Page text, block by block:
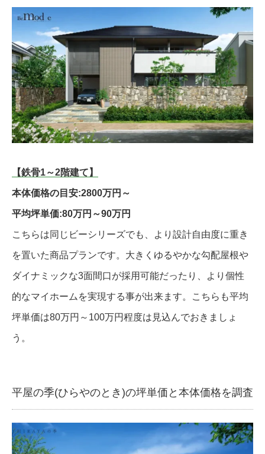
【鉄骨1～2階建て】
本体価格の目安:2800万円～
平均坪単価:80万円～90万円
こちらは同じビーシリーズでも、より設計自由度に重き
を置いた商品プランです。大きくゆるやかな勾配屋根や
ダイナミックな3面間口が採用可能だったり、より個性
的なマイホームを実現する事が出来ます。こちらも平均
坪単価は80万円～100万円程度は見込んでおきましょ
う。
平屋の季(ひらやのとき)の坪単価と本体価格を調査